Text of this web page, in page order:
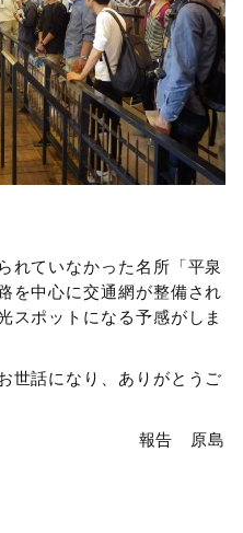
れていなかった名所「平泉
を中心に交通網が整備され
スポットになる予感がしま
世話になり、ありがとうご
報告 原島